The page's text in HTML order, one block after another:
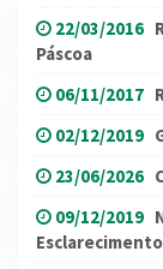
22/03/2016
Páscoa
06/11/2017
02/12/2019
23/06/2026
09/12/2019
Esclarecimento